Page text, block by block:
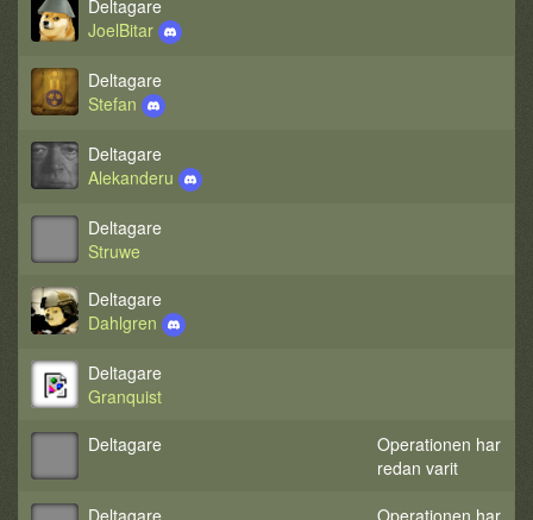
Deltagare
JoelBitar
Deltagare
Stefan
Deltagare
Alekanderu
Deltagare
Struwe
Deltagare
Dahlgren
Deltagare
Granquist
Deltagare
Operationen har
redan varit
Deltagare
Operationen har